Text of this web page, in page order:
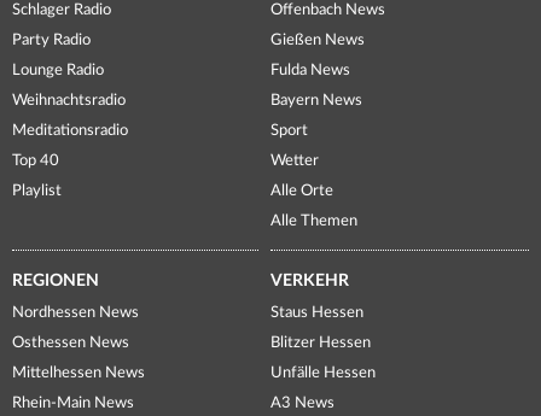
Schlager Radio
Party Radio
Lounge Radio
Weihnachtsradio
Meditationsradio
Top 40
Playlist
Offenbach News
Gießen News
Fulda News
Bayern News
Sport
Wetter
Alle Orte
Alle Themen
REGIONEN
Nordhessen News
Osthessen News
Mittelhessen News
Rhein-Main News
VERKEHR
Staus Hessen
Blitzer Hessen
Unfälle Hessen
A3 News